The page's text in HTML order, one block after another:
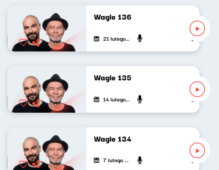
Wagle 136
21 lutego 2023 Wojciech
Wagle 135
14 lutego 2023 Wojciech
Wagle 134
7 lutego 2023 Wojciech